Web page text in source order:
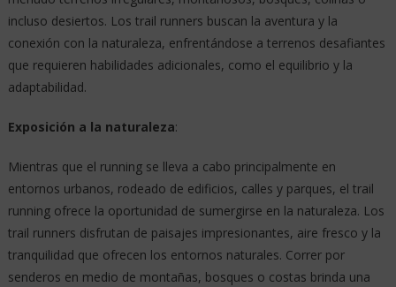
incluso desiertos. Los trail runners buscan la aventura y la
conexión con la naturaleza, enfrentándose a terrenos desafiantes
que requieren habilidades adicionales, como el equilibrio y la
adaptabilidad.
Exposición a la naturaleza:
Mientras que el running se lleva a cabo principalmente en
entornos urbanos, rodeado de edificios, calles y parques, el trail
running ofrece la oportunidad de sumergirse en la naturaleza. Los
trail runners disfrutan de paisajes impresionantes, aire fresco y la
tranquilidad que ofrecen los entornos naturales. Correr por
senderos en medio de montañas, bosques o costas brinda una